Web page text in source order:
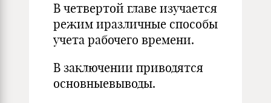
В четвертой главе изучается
режим иразличные способы
учета рабочего времени.
В заключении приводятся
основныевыводы.